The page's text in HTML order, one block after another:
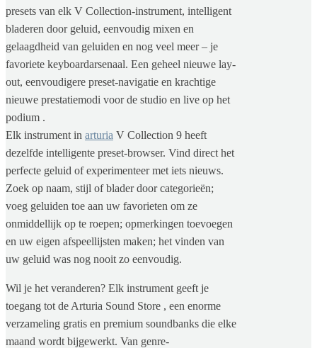
presets van elk V Collection-instrument, intelligent
bladeren door geluid, eenvoudig mixen en
gelaagdheid van geluiden en nog veel meer – je
favoriete keyboardarsenaal. Een geheel nieuwe lay-
out, eenvoudigere preset-navigatie en krachtige
nieuwe prestatiemodi voor de studio en live op het
podium .
Elk instrument in arturia V Collection 9 heeft
dezelfde intelligente preset-browser. Vind direct het
perfecte geluid of experimenteer met iets nieuws.
Zoek op naam, stijl of blader door categorieën;
voeg geluiden toe aan uw favorieten om ze
onmiddellijk op te roepen; opmerkingen toevoegen
en uw eigen afspeellijsten maken; het vinden van
uw geluid was nog nooit zo eenvoudig.
Wil je het veranderen? Elk instrument geeft je
toegang tot de Arturia Sound Store , een enorme
verzameling gratis en premium soundbanks die elke
maand wordt bijgewerkt. Van genre-